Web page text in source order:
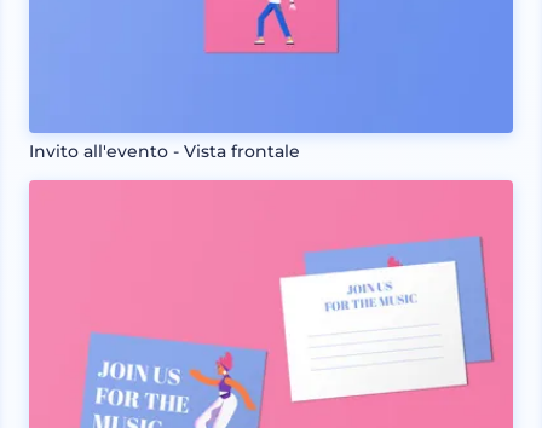
Invito all'evento - Vista frontale